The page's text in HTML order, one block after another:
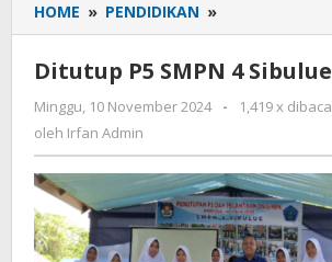
HOME » PENDIDIKAN »
P5
SMPN
4
Sibulue
Ditutup P5 SMPN 4 Sibulue
Minggu, 10 November 2024
oleh
-
1,419 x dibaca
oleh Irfan Admin